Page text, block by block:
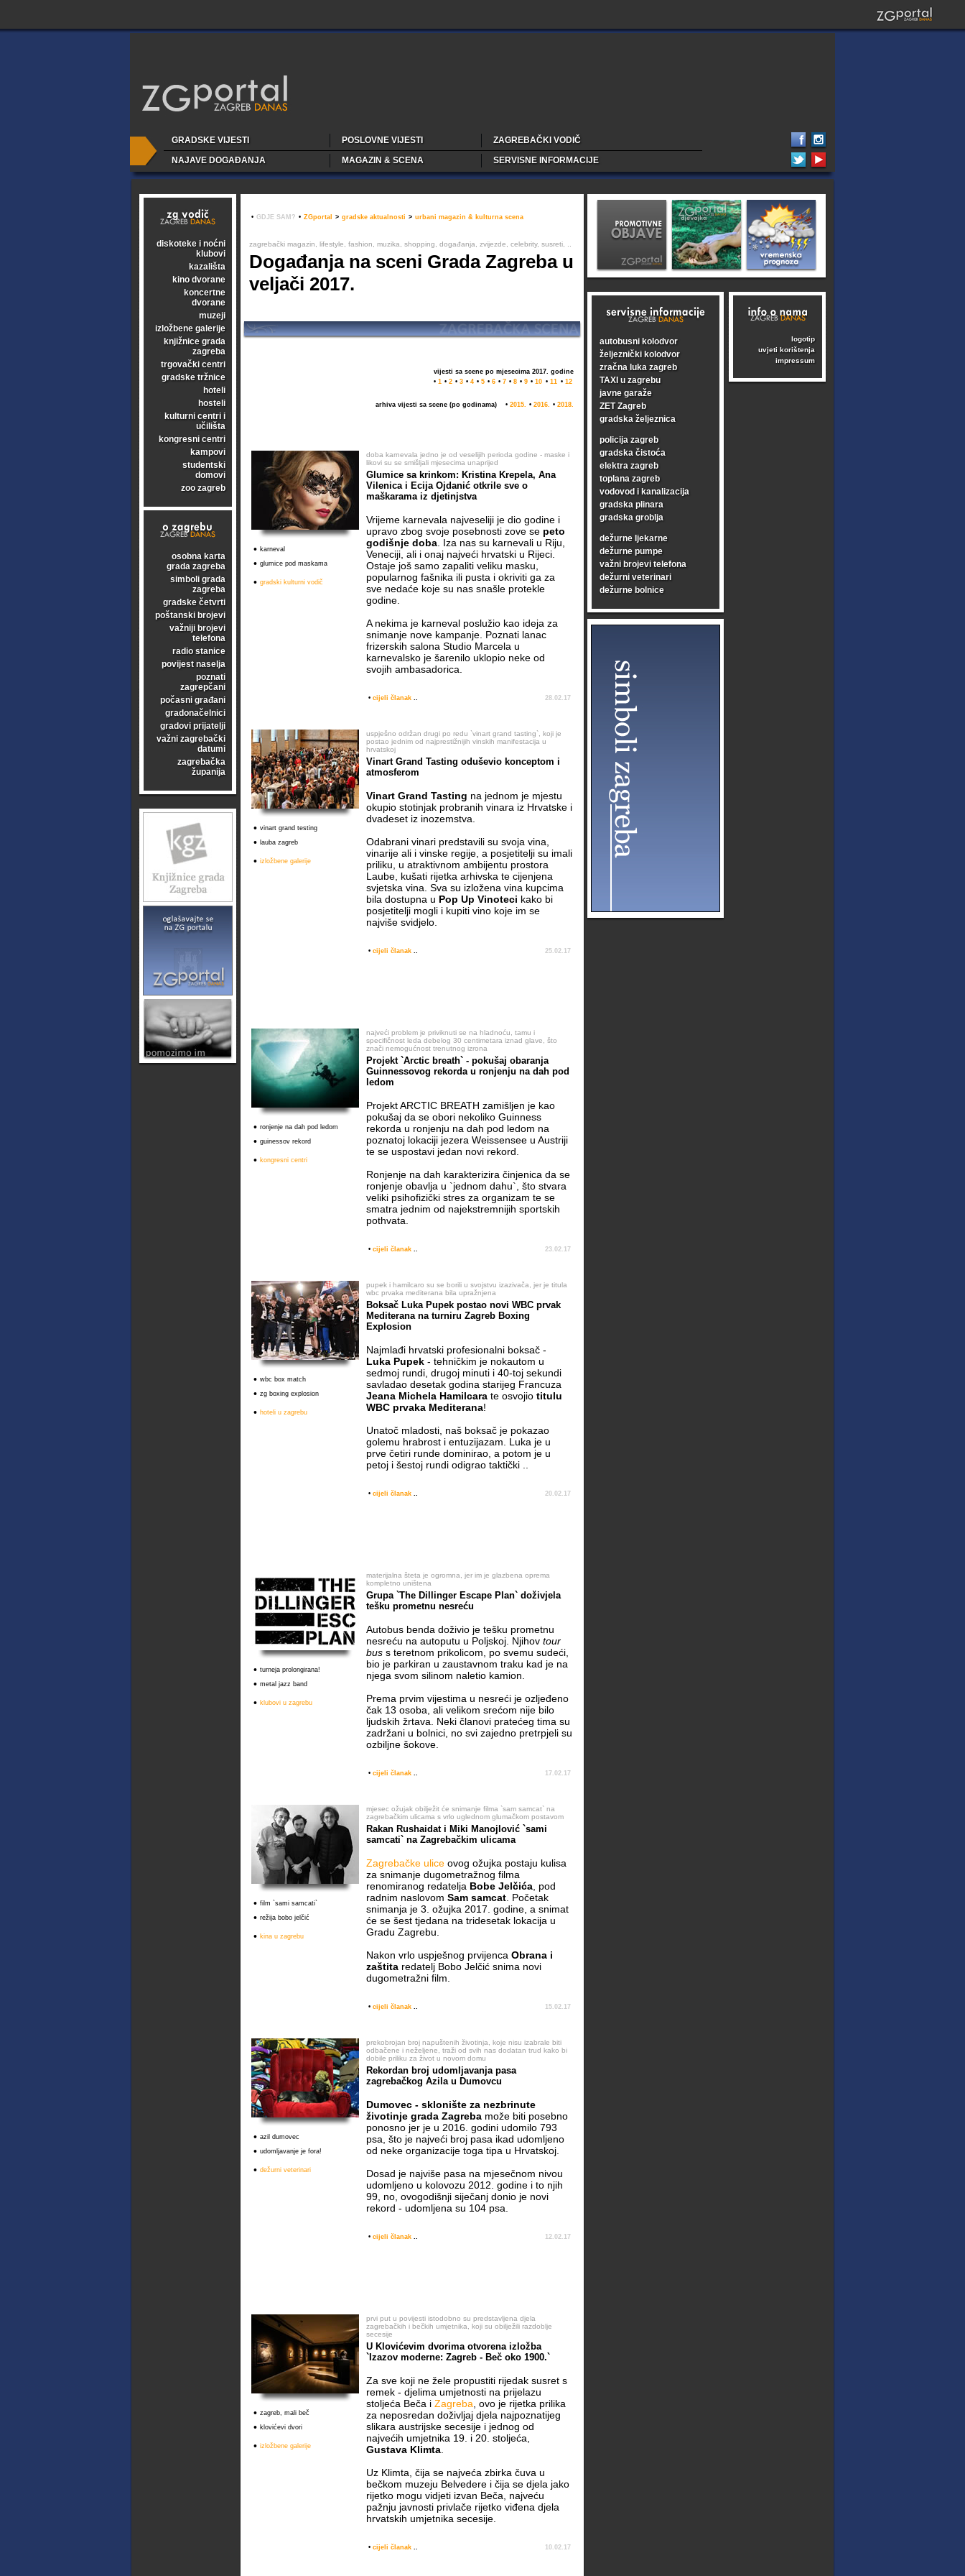
GRADSKE VIJESTI POSLOVNE VIJESTI
ZAGREBAČKI VODIČ
NAJAVE DOGAĐANJA
MAGAZIN & SCENA SERVISNE INFORMACIJE
diskoteke i noćni
klubovi
kazališta
kino dvorane
koncertne
dvorane
muzeji
izložbene galerije
knjižnice grada
zagreba
trgovački centri
gradske tržnice
hoteli
hosteli
kulturni centri i
učilišta
kongresni centri
kampovi
studentski
domovi
zoo zagreb
osobna karta
grada zagreba
simboli grada
zagreba
gradske četvrti
poštanski brojevi
važniji brojevi
telefona
radio stanice
povijest naselja
poznati
zagrepčani
počasni građani
gradonačelnici
gradovi prijatelji
važni zagrebački
datumi
zagrebačka
županija
• GDJE SAM? • ZGportal > gradske aktualnosti > urbani magazin & kulturna scena
zagrebački magazin, lifestyle, fashion, muzika, shopping, događanja, zvijezde, celebrity, susreti, ..
Događanja na sceni Grada Zagreba u
veljači 2017.
vijesti sa scene po mjesecima 2017. godine
• 1 • 2 • 3 • 4 • 5 • 6 • 7 • 8 • 9 • 10 • 11 • 12
arhiva vijesti sa scene (po godinama) • 2015. • 2016. • 2018.
• karneval
• glumice pod maskama
• gradski kulturni vodič
doba karnevala jedno je od veselijih perioda godine - maske i
likovi su se smišljali mjesecima unaprijed
Glumice sa krinkom: Kristina Krepela, Ana
Vilenica i Ecija Ojdanić otkrile sve o
maškarama iz djetinjstva
Vrijeme karnevala najveseliji je dio godine i
upravo zbog svoje posebnosti zove se peto
godišnje doba . Iza nas su karnevali u Riju,
Veneciji, ali i onaj najveći hrvatski u Rijeci.
Ostaje još samo zapaliti veliku masku,
popularnog fašnika ili pusta i okriviti ga za
sve nedaće koje su nas snašle protekle
godine.
A nekima je karneval poslužio kao ideja za
snimanje nove kampanje. Poznati lanac
frizerskih salona Studio Marcela u
karnevalsko je šarenilo uklopio neke od
svojih ambasadorica.
• cijeli članak .. 28.02.17
• vinart grand testing
• lauba zagreb
• izložbene galerije
uspješno održan drugi po redu `vinart grand tasting`, koji je
postao jednim od najprestižnijih vinskih manifestacija u
hrvatskoj
Vinart Grand Tasting oduševio konceptom i
atmosferom
Vinart Grand Tasting na jednom je mjestu
okupio stotinjak probranih vinara iz Hrvatske i
dvadeset iz inozemstva.
Odabrani vinari predstavili su svoja vina,
vinarije ali i vinske regije, a posjetitelji su imali
priliku, u atraktivnom ambijentu prostora
Laube, kušati rijetka arhivska te cijenjena
svjetska vina. Sva su izložena vina kupcima
bila dostupna u Pop Up Vinoteci kako bi
posjetitelji mogli i kupiti vino koje im se
najviše svidjelo.
• cijeli članak .. 25.02.17
• ronjenje na dah pod ledom
• guinessov rekord
• kongresni centri
najveći problem je priviknuti se na hladnoću, tamu i
specifičnost leda debelog 30 centimetara iznad glave, što
znači nemogućnost trenutnog izrona
Projekt `Arctic breath` - pokušaj obaranja
Guinnessovog rekorda u ronjenju na dah pod
ledom
Projekt ARCTIC BREATH zamišljen je kao
pokušaj da se obori nekoliko Guinness
rekorda u ronjenju na dah pod ledom na
poznatoj lokaciji jezera Weissensee u Austriji
te se uspostavi jedan novi rekord.
Ronjenje na dah karakterizira činjenica da se
ronjenje obavlja u `jednom dahu`, što stvara
veliki psihofizički stres za organizam te se
smatra jednim od najekstremnijih sportskih
pothvata.
• cijeli članak .. 23.02.17
• wbc box match
• zg boxing explosion
• hoteli u zagrebu
pupek i hamilcaro su se borili u svojstvu izazivača, jer je titula
wbc prvaka mediterana bila upražnjena
Boksač Luka Pupek postao novi WBC prvak
Mediterana na turniru Zagreb Boxing
Explosion
Najmlađi hrvatski profesionalni boksač -
Luka Pupek - tehničkim je nokautom u
sedmoj rundi, drugoj minuti i 40-toj sekundi
savladao desetak godina starijeg Francuza
Jeana Michela Hamilcara te osvojio titulu
WBC prvaka Mediterana!
Unatoč mladosti, naš boksač je pokazao
golemu hrabrost i entuzijazam. Luka je u
prve četiri runde dominirao, a potom je u
petoj i šestoj rundi odigrao taktički ..
• cijeli članak .. 20.02.17
• turneja prolongirana!
• metal jazz band
• klubovi u zagrebu
materijalna šteta je ogromna, jer im je glazbena oprema
kompletno uništena
Grupa `The Dillinger Escape Plan` doživjela
tešku prometnu nesreću
Autobus benda doživio je tešku prometnu
nesreću na autoputu u Poljskoj. Njihov tour
bus s teretnom prikolicom, po svemu sudeći,
bio je parkiran u zaustavnom traku kad je na
njega svom silinom naletio kamion.
Prema prvim vijestima u nesreći je ozljeđeno
čak 13 osoba, ali velikom srećom nije bilo
ljudskih žrtava. Neki članovi pratećeg tima su
zadržani u bolnici, no svi zajedno pretrpjeli su
ozbiljne šokove.
• cijeli članak .. 17.02.17
• film `sami samcati`
• režija bobo jelčić
• kina u zagrebu
mjesec ožujak obilježit će snimanje filma `sam samcat` na
zagrebačkim ulicama s vrlo uglednom glumačkom postavom
Rakan Rushaidat i Miki Manojlović `sami
samcati` na Zagrebačkim ulicama
Zagrebačke ulice ovog ožujka postaju kulisa
za snimanje dugometražnog filma
renomiranog redatelja Bobe Jelčića , pod
radnim naslovom Sam samcat . Početak
snimanja je 3. ožujka 2017. godine, a snimat
će se šest tjedana na tridesetak lokacija u
Gradu Zagrebu.
Nakon vrlo uspješnog prvijenca Obrana i
zaštita redatelj Bobo Jelčić snima novi
dugometražni film.
• cijeli članak .. 15.02.17
• azil dumovec
• udomljavanje je fora!
• dežurni veterinari
prekobrojan broj napuštenih životinja, koje nisu izabrale biti
odbačene i neželjene, traži od svih nas dodatan trud kako bi
dobile priliku za život u novom domu
Rekordan broj udomljavanja pasa
zagrebačkog Azila u Dumovcu
Dumovec - sklonište za nezbrinute
životinje grada Zagreba može biti posebno
ponosno jer je u 2016. godini udomilo 793
psa, što je najveći broj pasa ikad udomljeno
od neke organizacije toga tipa u Hrvatskoj.
Dosad je najviše pasa na mjesečnom nivou
udomljeno u kolovozu 2012. godine i to njih
99, no, ovogodišnji siječanj donio je novi
rekord - udomljena su 104 psa.
• cijeli članak .. 12.02.17
• zagreb, mali beč
• klovićevi dvori
• izložbene galerije
prvi put u povijesti istodobno su predstavljena djela
zagrebačkih i bečkih umjetnika, koji su obilježili razdoblje
secesije
U Klovićevim dvorima otvorena izložba
`Izazov moderne: Zagreb - Beč oko 1900.`
Za sve koji ne žele propustiti rijedak susret s
remek - djelima umjetnosti na prijelazu
stoljeća Beča i Zagreba , ovo je rijetka prilika
za neposredan doživljaj djela najpoznatijeg
slikara austrijske secesije i jednog od
najvećih umjetnika 19. i 20. stoljeća,
Gustava Klimta
Uz Klimta, čija se najveća zbirka čuva u
bečkom muzeju Belvedere i čija se djela jako
rijetko mogu vidjeti izvan Beča, najveću
pažnju javnosti privlače rijetko viđena djela
hrvatskih umjetnika secesije.
• cijeli članak .. 10.02.17
autobusni kolodvor
željeznički kolodvor
zračna luka zagreb
TAXI u zagrebu
javne garaže
ZET Zagreb
gradska željeznica
policija zagreb
gradska čistoća
elektra zagreb
toplana zagreb
vodovod i kanalizacija
gradska plinara
gradska groblja
dežurne ljekarne
dežurne pumpe
važni brojevi telefona
dežurni veterinari
dežurne bolnice
logotip
uvjeti korištenja
impressum